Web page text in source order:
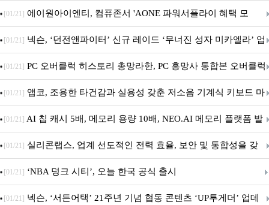
출시
[01/21] 에이원아이엔티, 컴퓨존서 'AONE 파워서플라이 혜택 모
음.ZIP' 이벤트 진행
[01/21] 넥슨, ‘던전앤파이터’ 신규 레이드 ‘무너진 성자 미카엘라’ 업
데이트!
[01/21] PC 오버클럭 히스토리 총망라한, PC 흥망사 통합본 오버클럭
특집(1-4편)
[01/21] 앱코, 조용한 타건감과 실용성 갖춘 저소음 기계식 키보드 마
우스 세트 'KM580' 출시
[01/21] AI 칩 캐시 5배, 메모리 용량 10배, NEO.AI 메모리 플랫폼 발
표
[01/21] 실리콘랩스, 업계 선도적인 전력 효율, 보안 및 통합성을 갖
춘 초저전력 블루투스 LE SoC ‘BG2B’ 공개
[01/21] ‘NBA 덩크 시티’, 오늘 한국 공식 출시
[01/21] 넥슨, ‘서든어택’ 21주년 기념 협동 콘텐츠 ‘UP투게더’ 업데